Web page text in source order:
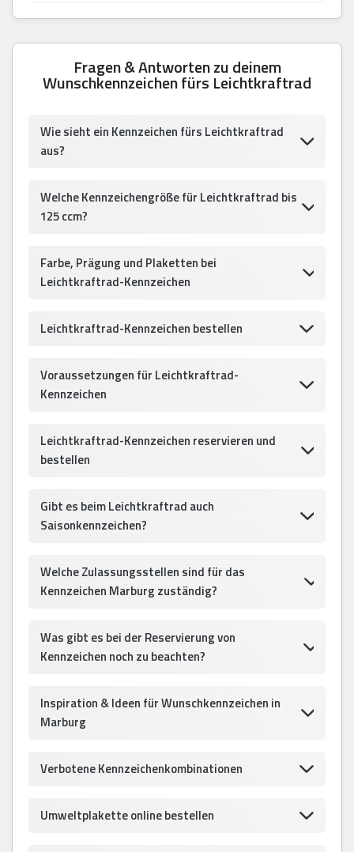
Fragen & Antworten zu deinem
Wunschkennzeichen fürs Leichtkraftrad
Wie sieht ein Kennzeichen fürs Leichtkraftrad
aus?
Welche Kennzeichengröße für Leichtkraftrad bis
125 ccm?
Farbe, Prägung und Plaketten bei
Leichtkraftrad-Kennzeichen
Leichtkraftrad-Kennzeichen bestellen
Voraussetzungen für Leichtkraftrad-
Kennzeichen
Leichtkraftrad-Kennzeichen reservieren und
bestellen
Gibt es beim Leichtkraftrad auch
Saisonkennzeichen?
Welche Zulassungsstellen sind für das
Kennzeichen Marburg zuständig?
Was gibt es bei der Reservierung von
Kennzeichen noch zu beachten?
Inspiration & Ideen für Wunschkennzeichen in
Marburg
Verbotene Kennzeichenkombinationen
Umweltplakette online bestellen